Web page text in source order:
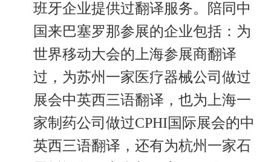
班牙企业提供过翻译服务。陪同中
国来巴塞罗那参展的企业包括：为
世界移动大会的上海参展商翻译
过，为苏州一家医疗器械公司做过
展会中英西三语翻译，也为上海一
家制药公司做过CPHI国际展会的中
英西三语翻译，还有为杭州一家石